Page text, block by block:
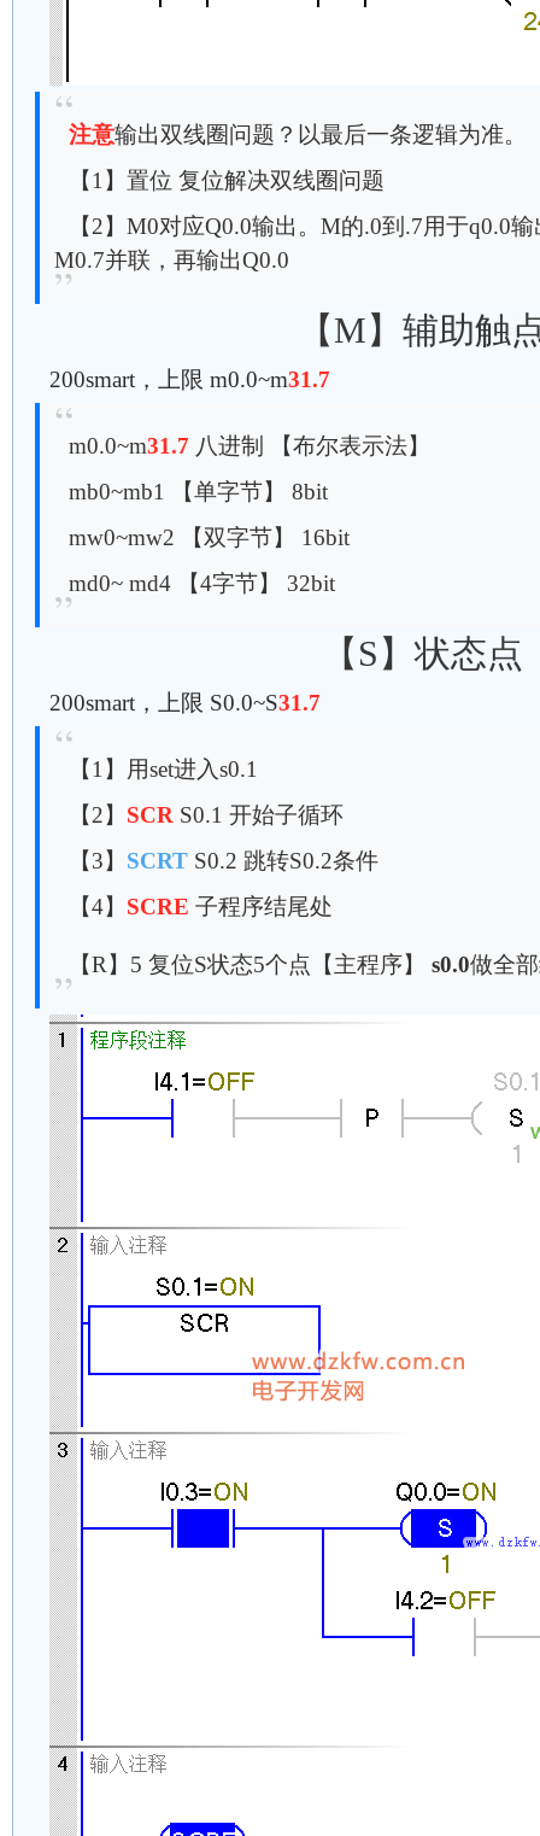
注意输出双线圈问题？以最后一条逻辑为准。
【1】置位 复位解决双线圈问题
【2】M0对应Q0.0输出。M的.0到.7用于q0.0
M0.7并联，再输出Q0.0
【M】辅助触
200smart，上限 m0.0~m31.7
m0.0~m31.7 八进制 【布尔表示法】
mb0~mb1 【单字节】 8bit
mw0~mw2 【双字节】 16bit
md0~ md4 【4字节】 32bit
【S】状态点
200smart，上限 S0.0~S31.7
【1】用set进入s0.1
【2】 SCR S0.1 开始子循环
【3】 SCRT S0.2 跳转S0.2条件
【4】 SCRE 子程序结尾处
【R】5 复位S状态5个点【主程序】 s0.0做全